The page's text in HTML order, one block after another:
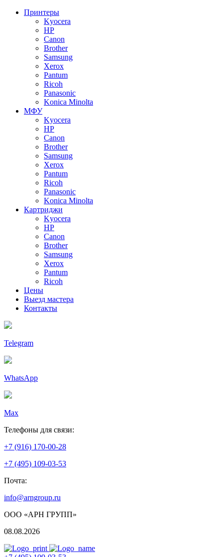
Принтеры
Kyocera
HP
Canon
Brother
Samsung
Xerox
Pantum
Ricoh
Panasonic
Konica Minolta
МФУ
Kyocera
HP
Canon
Brother
Samsung
Xerox
Pantum
Ricoh
Panasonic
Konica Minolta
Картриджи
Kyocera
HP
Canon
Brother
Samsung
Xerox
Pantum
Ricoh
Цены
Выезд мастера
Контакты
Telegram
WhatsApp
Max
Телефоны для связи:
+7 (916) 170-00-28
+7 (495) 109-03-53
Почта:
info@arngroup.ru
ООО «АРН ГРУПП»
08.08.2026